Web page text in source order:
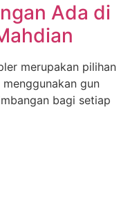
Ada di
merupakan pilihan
gun
bagi setiap